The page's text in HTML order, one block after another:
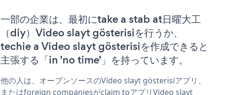
一部の企業は、最初にtake a stab at日曜大工
（diy）Video slayt gösterisiを行うか、
techie a Video slayt gösterisiを作成できると
主張する「in 'no time'」を持っています。
他の人は、オープンソースのVideo slayt gösterisiアプリ、
またはforeign companiesがclaim toアプリVideo slayt